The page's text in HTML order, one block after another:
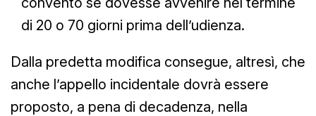
di 20 o 70 giorni prima dell’udienza.
Dalla predetta modifica consegue, altresì, che
anche l’appello incidentale dovrà essere
proposto, a pena di decadenza, nella